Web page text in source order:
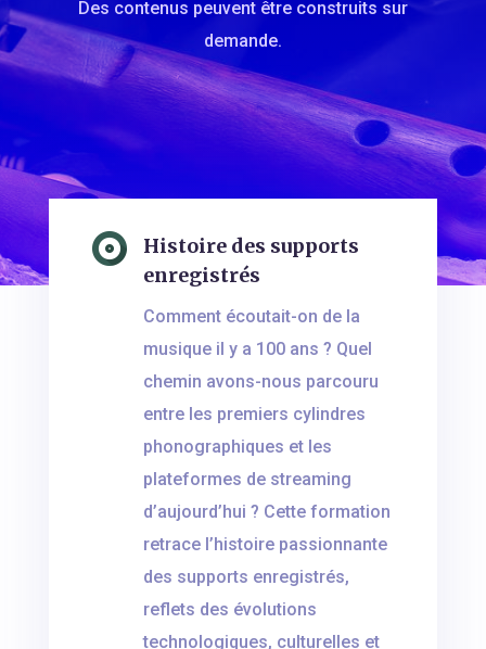
Des contenus peuvent être construits sur
demande.
Histoire des supports
enregistrés
Comment écoutait-on de la
musique il y a 100 ans ? Quel
chemin avons-nous parcouru
entre les premiers cylindres
phonographiques et les
plateformes de streaming
d’aujourd’hui ? Cette formation
retrace l’histoire passionnante
des supports enregistrés,
reflets des évolutions
technologiques, culturelles et